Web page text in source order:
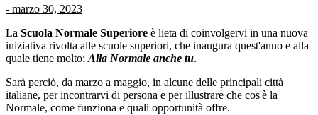
- marzo 30, 2023
La Scuola Normale Superiore è lieta di coinvolgervi in una nuova
iniziativa rivolta alle scuole superiori, che inaugura quest'anno e alla
quale tiene molto: Alla Normale anche tu.
Sarà perciò, da marzo a maggio, in alcune delle principali città
italiane, per incontrarvi di persona e per illustrare che cos'è la
Normale, come funziona e quali opportunità offre.